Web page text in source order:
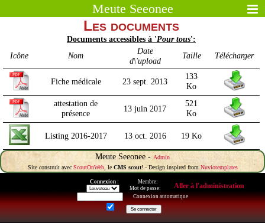
Meute Seeonee
Aller à l'administration
Connexion :
Membre:
Mot de passe:
Connexion automatique
Les documents
Documents accessibles à 'Pour tous':
Icône
Nom
Date
d\'upload
Taille Télécharger
Fiche médicale 23 sept. 2013
133
Ko
attestation de
présence
13 juin 2017
521
Ko
Listing 2016-2017 13 oct. 2016 19 Ko
Meute Seeonee - Admin
Site construit avec ScoutOnWeb, le CMS scout! - Design inspired from Nuviotemplates